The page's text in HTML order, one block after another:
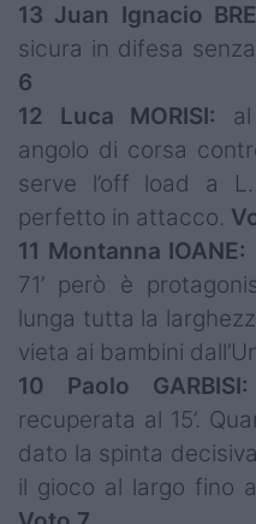
13 Juan Ignacio
sicura in difesa
6
12 Luca MORISI: al
angolo di corsa
serve l’off load a
perfetto in attacco.
11 Montanna IOANE:
71’ però è
lunga tutta la
vieta ai bambini
10 Paolo GARBISI:
recuperata al 15’.
dato la spinta
il gioco al largo fino